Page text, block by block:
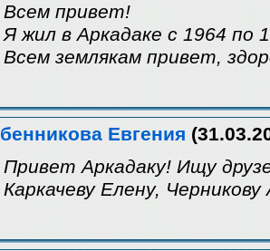
Всем привет!
Я жил в Аркадаке с 1964 по
Всем землякам привет,
Евгения
Привет Аркадаку! Ищу
Каркачеву Елену,